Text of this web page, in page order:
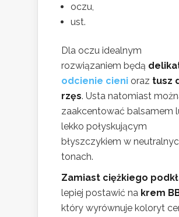
oczu,
ust.
Dla oczu idealnym
rozwiązaniem będą
odcienie cieni oraz tusz
rzęs. Usta natomiast
zaakcentować balsamem
lekko połyskującym
błyszczykiem w
tonach.
Zamiast ciężkiego
lepiej postawić na krem
który wyrównuje koloryt